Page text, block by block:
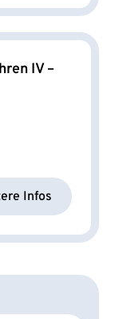
IV –
Infos